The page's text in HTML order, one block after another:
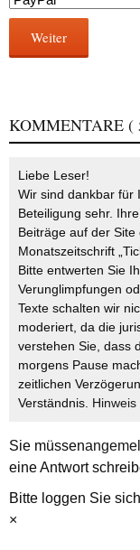
Weiter
KOMMENTARE (
Liebe Leser!
Wir sind dankbar für
Beteiligung sehr.
Beiträge auf der
Monatszeitschrift
Bitte entwerten Sie
Verunglimpfungen
Texte schalten wir
moderiert, da die
verstehen Sie, dass
morgens Pause
zeitlichen
Verständnis. Hinweis
Sie müssen
eine Antwort
Bitte loggen Sie
×